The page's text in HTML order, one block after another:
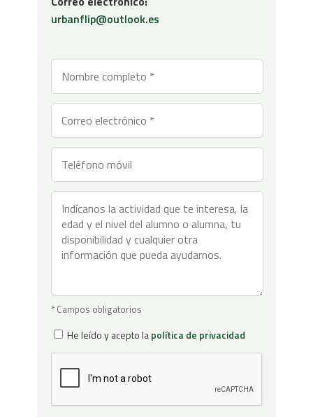
urbanflip@outlook.es
* Campos obligatorios
He leído y acepto lapolítica de privacidad